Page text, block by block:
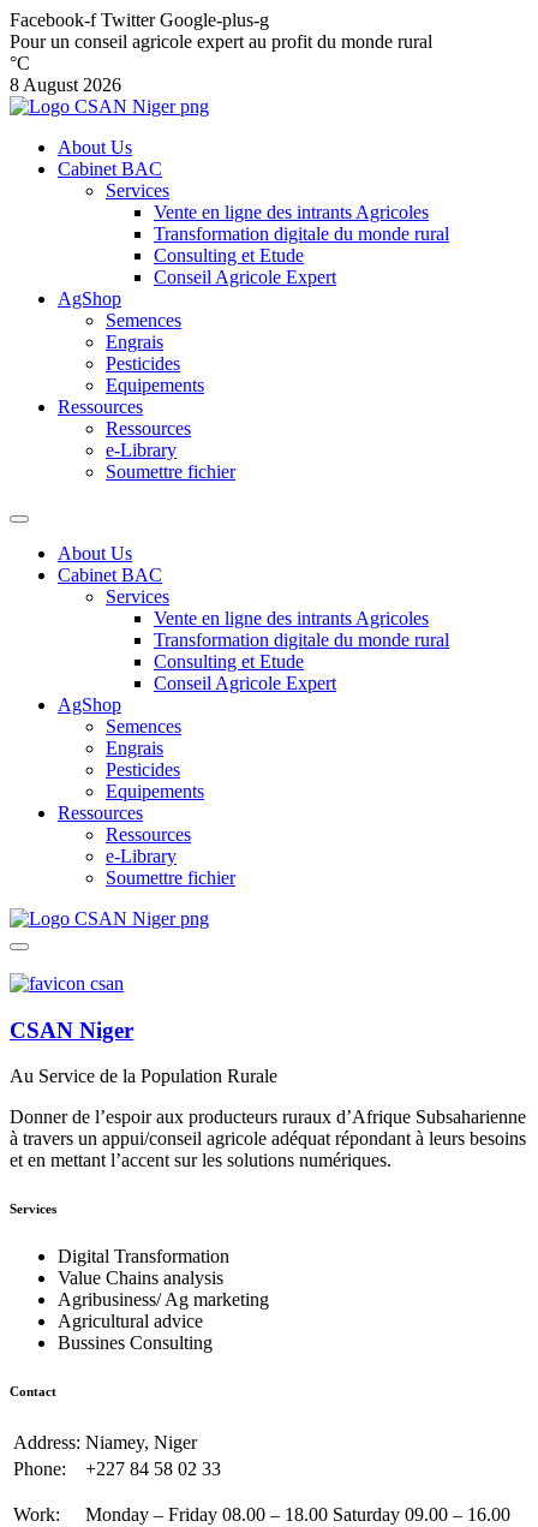
Facebook-f Twitter Google-plus-g
Pour un conseil agricole expert au profit du monde rural
°C
8 August 2026
About Us
Cabinet BAC
Services
Vente en ligne des intrants Agricoles
Transformation digitale du monde rural
Consulting et Etude
Conseil Agricole Expert
AgShop
Semences
Engrais
Pesticides
Equipements
Ressources
Ressources
e-Library
Soumettre fichier
About Us
Cabinet BAC
Services
Vente en ligne des intrants Agricoles
Transformation digitale du monde rural
Consulting et Etude
Conseil Agricole Expert
AgShop
Semences
Engrais
Pesticides
Equipements
Ressources
Ressources
e-Library
Soumettre fichier
CSAN Niger
Au Service de la Population Rurale
Donner de l’espoir aux producteurs ruraux d’Afrique Subsaharienne
à travers un appui/conseil agricole adéquat répondant à leurs besoins
et en mettant l’accent sur les solutions numériques.
Services
Digital Transformation
Value Chains analysis
Agribusiness/ Ag marketing
Agricultural advice
Bussines Consulting
Contact
Address: Niamey, Niger
Phone:
+227 84 58 02 33
Work: Monday – Friday 08.00 – 18.00 Saturday 09.00 – 16.00